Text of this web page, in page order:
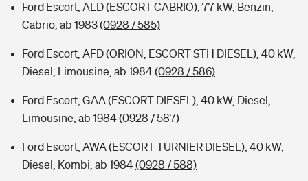
Ford Escort, ALD (ESCORT CABRIO), 77 kW, Benzin,
Cabrio, ab 1983(0928 / 585)
Ford Escort, AFD (ORION, ESCORT STH DIESEL), 40 kW,
Diesel, Limousine, ab 1984(0928 / 586)
Ford Escort, GAA (ESCORT DIESEL), 40 kW, Diesel,
Limousine, ab 1984(0928 / 587)
Ford Escort, AWA (ESCORT TURNIER DIESEL), 40 kW,
Diesel, Kombi, ab 1984(0928 / 588)